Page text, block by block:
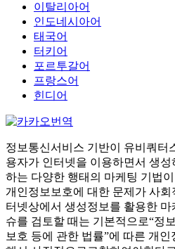
이탈리아어
인도네시아어
태국어
터키어
포르투갈어
프랑스어
힌디어
정보통신서비스 기반이 유비쿼터
용자가 인터넷을 이용하면서 생
하는 다양한 행태의 마케팅 기법
개인정보보호에 대한 문제가 사
터넷상에서 생성정보를 활용한 마
슈를 검토할 때는 기본적으로“정
보호 등에 관한 법률”에 따른 개